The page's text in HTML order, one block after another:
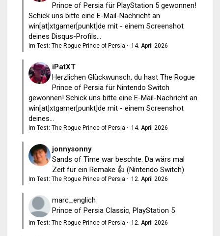
Prince of Persia für PlayStation 5 gewonnen!
Schick uns bitte eine E-Mail-Nachricht an
win[at]xtgamer[punkt]de mit - einem Screenshot
deines Disqus-Profils...
Im Test: The Rogue Prince of Persia · 14. April 2026
iPatXT
Herzlichen Glückwunsch, du hast The Rogue
Prince of Persia für Nintendo Switch
gewonnen! Schick uns bitte eine E-Mail-Nachricht an
win[at]xtgamer[punkt]de mit - einem Screenshot
deines...
Im Test: The Rogue Prince of Persia · 14. April 2026
jonnysonny
Sands of Time war beschte. Da wärs mal
Zeit für ein Remake 👍 (Nintendo Switch)
Im Test: The Rogue Prince of Persia · 12. April 2026
marc_englich
Prince of Persia Classic, PlayStation 5
Im Test: The Rogue Prince of Persia · 12. April 2026